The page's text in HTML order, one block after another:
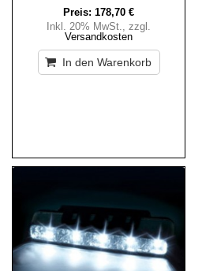
Preis: 178,70 €
Inkl. 20% MwSt., zzgl.
Versandkosten
In den Warenkorb